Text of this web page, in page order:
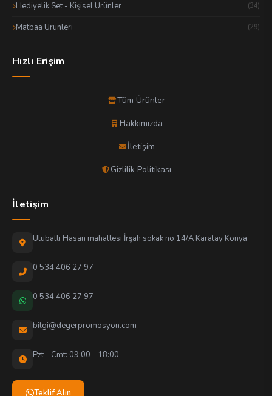
Hediyelik Set - Kişisel Ürünler (34)
Matbaa Ürünleri (29)
Hızlı Erişim
Tüm Ürünler
Hakkımızda
İletişim
Gizlilik Politikası
İletişim
Ulubatlı Hasan mahallesi İrşah sokak no:14/A Karatay Konya
0 534 406 27 97
0 534 406 27 97
bilgi@degerpromosyon.com
Pzt - Cmt: 09:00 - 18:00
Teklif Alın